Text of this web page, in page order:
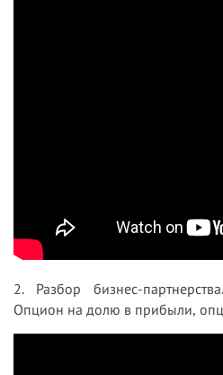
2. Разбор бизнес-
Опцион на долю в прибыли,